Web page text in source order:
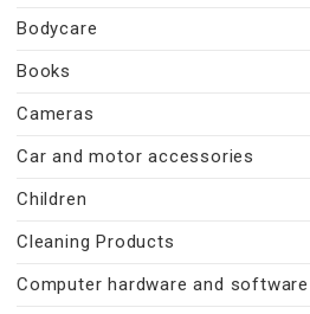
Bodycare
Books
Cameras
Car and motor accessories
Children
Cleaning Products
Computer hardware and software